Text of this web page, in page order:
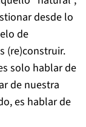
desde lo
de
(re)construir.
solo hablar de
de nuestra
es hablar de